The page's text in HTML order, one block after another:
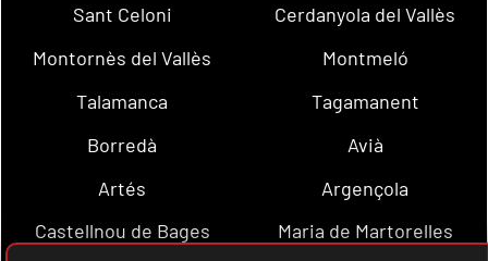
Sant Celoni
Cerdanyola del Vallès
Montornès del Vallès
Montmeló
Talamanca
Tagamanent
Borredà
Avià
Artés
Argençola
Castellnou de Bages
Maria de Martorelles